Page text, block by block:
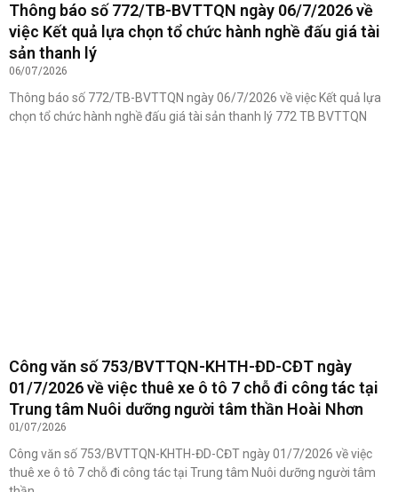
Thông báo số 772/TB-BVTTQN ngày 06/7/2026 về
việc Kết quả lựa chọn tổ chức hành nghề đấu giá tài
sản thanh lý
06/07/2026
Thông báo số 772/TB-BVTTQN ngày 06/7/2026 về việc Kết quả lựa
chọn tổ chức hành nghề đấu giá tài sản thanh lý 772 TB BVTTQN
Công văn số 753/BVTTQN-KHTH-ĐD-CĐT ngày
01/7/2026 về việc thuê xe ô tô 7 chỗ đi công tác tại
Trung tâm Nuôi dưỡng người tâm thần Hoài Nhơn
01/07/2026
Công văn số 753/BVTTQN-KHTH-ĐD-CĐT ngày 01/7/2026 về việc
thuê xe ô tô 7 chỗ đi công tác tại Trung tâm Nuôi dưỡng người tâm